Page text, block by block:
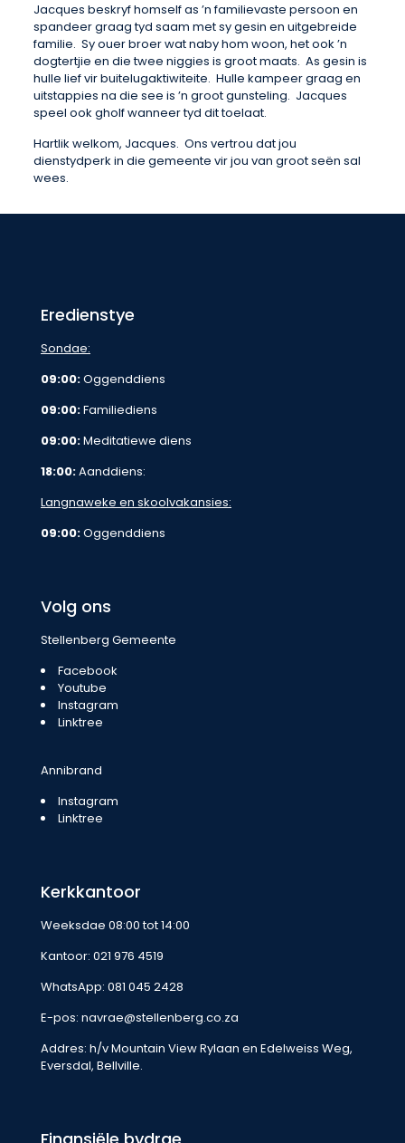
Jacques beskryf homself as ’n familievaste persoon en
spandeer graag tyd saam met sy gesin en uitgebreide
familie. Sy ouer broer wat naby hom woon, het ook ’n
dogtertjie en die twee niggies is groot maats. As gesin is
hulle lief vir buitelugaktiwiteite. Hulle kampeer graag en
uitstappies na die see is ’n groot gunsteling. Jacques
speel ook gholf wanneer tyd dit toelaat.
Hartlik welkom, Jacques. Ons vertrou dat jou
dienstydperk in die gemeente vir jou van groot seën sal
wees.
Eredienstye
Sondae:
09:00:Oggenddiens
09:00:Familiediens
09:00:Meditatiewe diens
18:00:Aanddiens:
Langnaweke en skoolvakansies:
09:00:Oggenddiens
Volg ons
Stellenberg Gemeente
Facebook
Youtube
Instagram
Linktree
Annibrand
Instagram
Linktree
Kerkkantoor
Weeksdae 08:00 tot 14:00
Kantoor: 021 976 4519
WhatsApp: 081 045 2428
E-pos: navrae@stellenberg.co.za
Addres: h/v Mountain View Rylaan en Edelweiss Weg,
Eversdal, Bellville.